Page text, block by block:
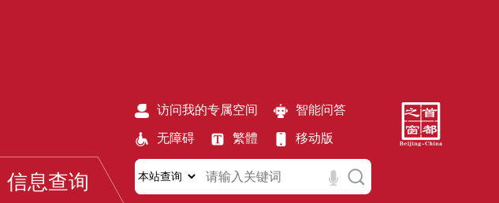
信息查询
访问我的专属空间 智能问答
无障碍 繁體 移动版